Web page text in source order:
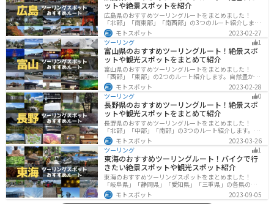
ットや絶景スポットを紹介
広島県のおすすめツーリングルートをまとめました！
「北部」「南東部」「南西部」の3つのルート紹介しま
す。自然豊かな山と海だけでなく、歴史的価値のある建
造物も多数あるので、飽きることなくツーリングを堪能
できます。バイクで広島県にツーリングに行く際は参考
にしてください。
モトスポット
2023-02-27
ツーリング
1
富山県のおすすめツーリングルート！絶景スポ
ットや観光スポットをまとめて紹介
富山県のおすすめツーリングルートをまとめました！
「西部」「東部」の2つのルート紹介します。自然豊かな
山と海、温泉が充実しており、美術館などもあるので、
自然を満喫するツーリングができます。バイクで富山県
にツーリングに行く際は参考にしてください。
モトスポット
2023-02-28
ツーリング
0
長野県のおすすめツーリングルート！絶景スポ
ットや観光スポットをまとめて紹介
長野県のおすすめツーリングルートをまとめました！
「北部」「中部」「南部」の3つのルート紹介します。諏
訪湖やビーナスラインのような全国でも有名なツーリン
グスポットが多数あります。バイクで長野県にツーリン
グに行く際は参考にしてください。
モトスポット
2023-03-26
ツーリング
1
東海のおすすめツーリングルート！バイクで行
きたい絶景スポットや観光スポット紹介
東海のおすすめツーリングスポットをまとめました！
「岐阜県」「静岡県」「愛知県」「三重県」の各県の観
光地紹介します。自然豊かな山々や湖、温泉地が点在
し、四季折々の景色を楽しめるスポットが多数ありま
モトスポット 2023-09-05